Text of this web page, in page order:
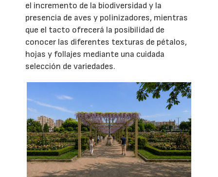
el incremento de la biodiversidad y la
presencia de aves y polinizadores, mientras
que el tacto ofrecerá la posibilidad de
conocer las diferentes texturas de pétalos,
hojas y follajes mediante una cuidada
selección de variedades.